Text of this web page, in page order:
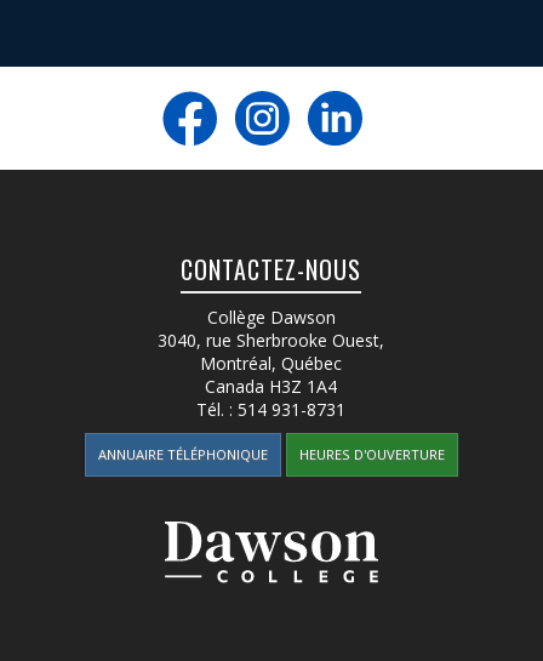
CONTACTEZ-NOUS
Collège Dawson
3040, rue Sherbrooke Ouest,
Montréal, Québec
Canada H3Z 1A4
Tél. :514 931-8731
ANNUAIRE TÉLÉPHONIQUE HEURES D'OUVERTURE